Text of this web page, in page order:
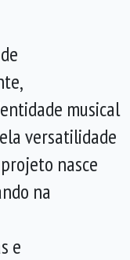
musical
versatilidade
nasce
na
e